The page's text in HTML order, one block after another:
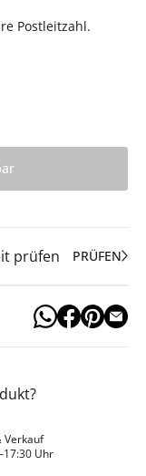
Postleitzahl.
prüfen PRÜFEN
Verkauf
Uhr